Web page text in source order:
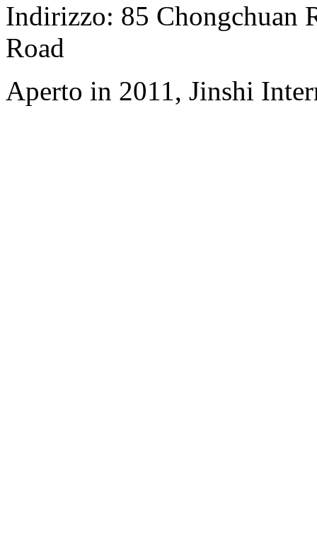
Indirizzo: 85 Chongchuan
Road
Aperto in 2011, Jinshi